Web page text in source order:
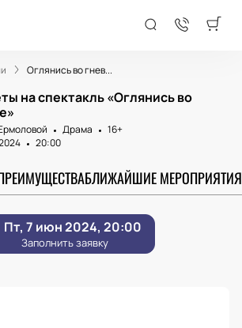
Оглянись во гнев...
на спектакль «Оглянись во
Драма
16+
20:00
БЛИЖАЙШИЕ МЕРОПРИЯТИЯ